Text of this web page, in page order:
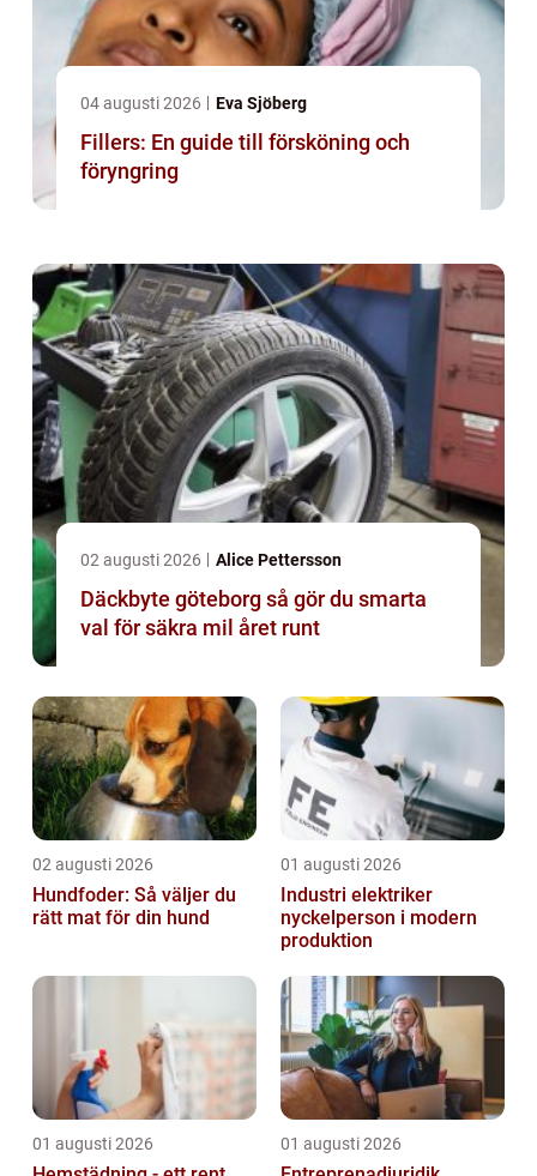
04 augusti 2026 Eva Sjöberg
Fillers: En guide till försköning och
föryngring
02 augusti 2026 Alice Pettersson
Däckbyte göteborg så gör du smarta
val för säkra mil året runt
02 augusti 2026
Hundfoder: Så väljer du
rätt mat för din hund
01 augusti 2026
Industri elektriker
nyckelperson i modern
produktion
01 augusti 2026 01 augusti 2026